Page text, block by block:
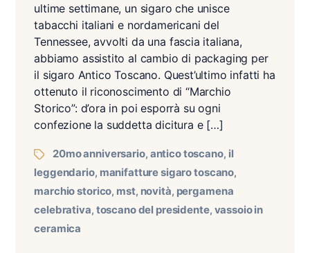
ultime settimane, un sigaro che unisce
tabacchi italiani e nordamericani del
Tennessee, avvolti da una fascia italiana,
abbiamo assistito al cambio di packaging per
il sigaro Antico Toscano. Quest’ultimo infatti ha
ottenuto il riconoscimento di “Marchio
Storico”: d’ora in poi esporrà su ogni
confezione la suddetta dicitura e […]
20mo anniversario, antico toscano, il
leggendario, manifatture sigaro toscano,
marchio storico, mst, novità, pergamena
celebrativa, toscano del presidente, vassoio in
ceramica